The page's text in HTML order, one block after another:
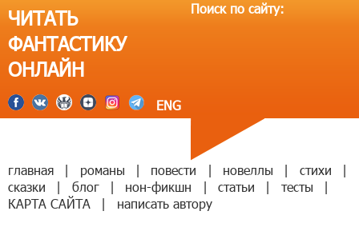
ЧИТАТЬ
ФАНТАСТИКУ
ОНЛАЙН
ENG
Поиск по сайту:
главная | романы | повести | новеллы | стихи
|
сказки
| блог | нон-фикшн | статьи | тесты
|
КАРТА САЙТА
| написать автору